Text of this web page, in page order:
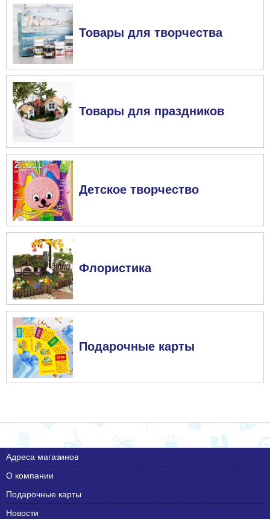
Товары для творчества
Товары для праздников
Детское творчество
Флористика
Подарочные карты
Адреса магазинов
О компании
Подарочные карты
Новости